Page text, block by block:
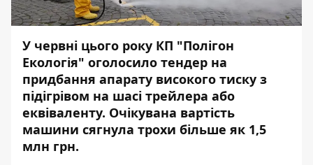
У червні цього року КП "Полігон
Екологія" оголосило тендер на
придбання апарату високого тиску з
підігрівом на шасі трейлера або
еквіваленту. Очікувана вартість
машини сягнула трохи більше як 1,5
млн грн.